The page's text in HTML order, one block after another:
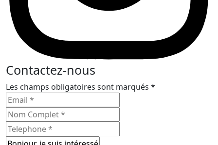
Contactez-nous
Les champs obligatoires sont marqués *